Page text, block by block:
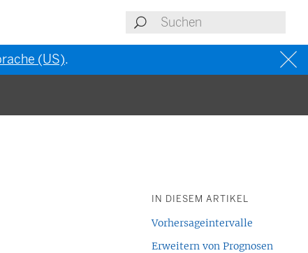
(US).
IN DIESEM ARTIKEL
Vorhersageintervalle
Erweitern von Prognosen